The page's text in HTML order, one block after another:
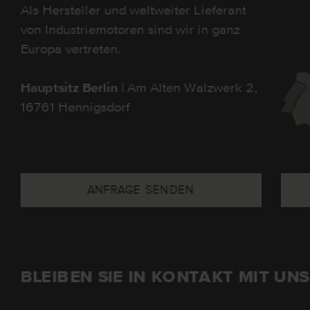
Als Hersteller und weltweiter Lieferant
von Industriemotoren sind wir in ganz
Europa vertreten.
Hauptsitz Berlin| Am Alten Walzwerk 2,
16761 Hennigsdorf
ANFRAGE SENDEN
BLEIBEN SIE IN KONTAKT MIT UNS